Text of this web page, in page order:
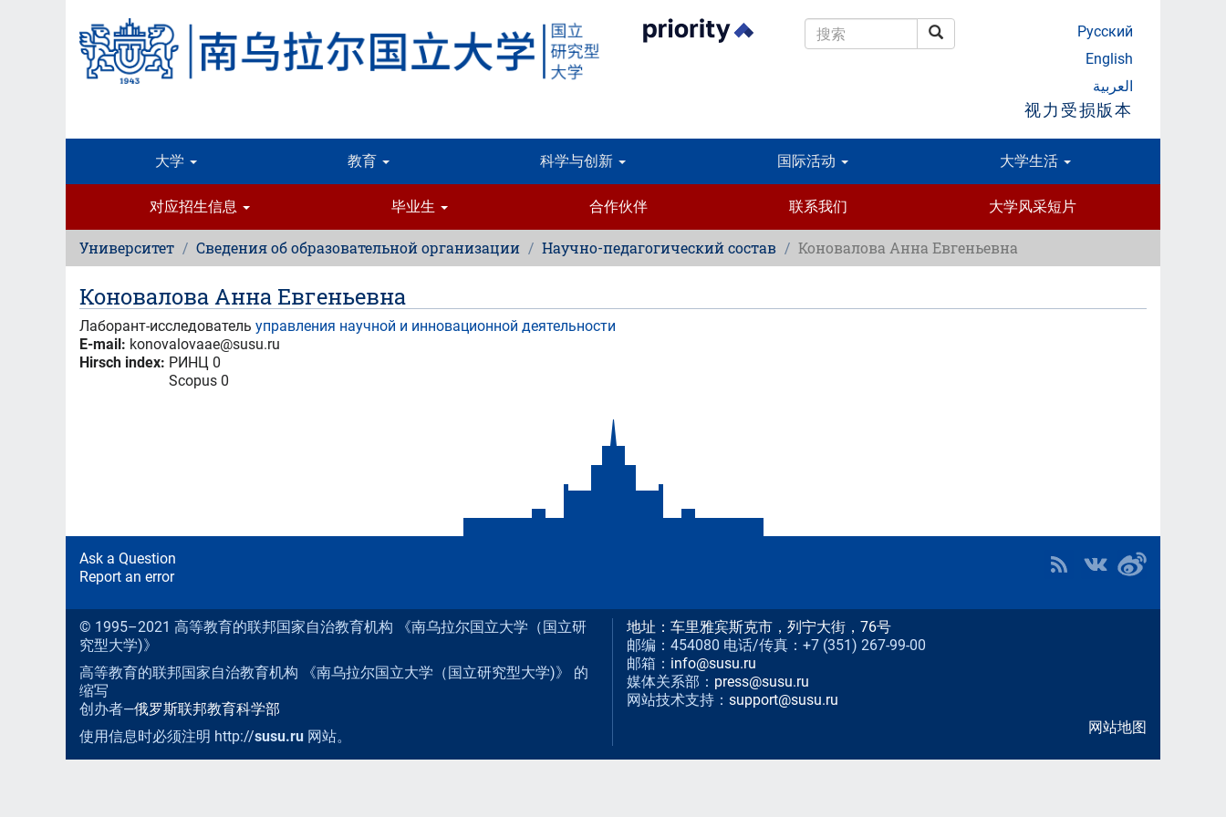
搜索
Русский
English
العربية
视力受损版本
大学 教育 科学与创新 国际活动 大学生活
对应招生信息 毕业生 合作伙伴 联系我们 大学风采短片
Университет Сведения об образовательной организации Научно-педагогический состав Коновалова Анна Евгеньевна
Коновалова Анна Евгеньевна
Лаборант-исследователь управления научной и инновационной деятельности
E-mail: konovalovaae@susu.ru
Hirsch index: РИНЦ 0
Scopus 0
Ask a Question
Report an error
© 1995–2021 高等教育的联邦国家自治教育机构 《南乌拉尔国立大学（国立研
究型大学)》
高等教育的联邦国家自治教育机构 《南乌拉尔国立大学（国立研究型大学)》 的
缩写
创办者—俄罗斯联邦教育科学部
使用信息时必须注明 http://susu.ru 网站。
地址：车里雅宾斯克市，列宁大街，76号
邮编：454080 电话/传真：+7 (351) 267-99-00
邮箱： info@susu.ru
媒体关系部： press@susu.ru
网站技术支持： support@susu.ru
网站地图